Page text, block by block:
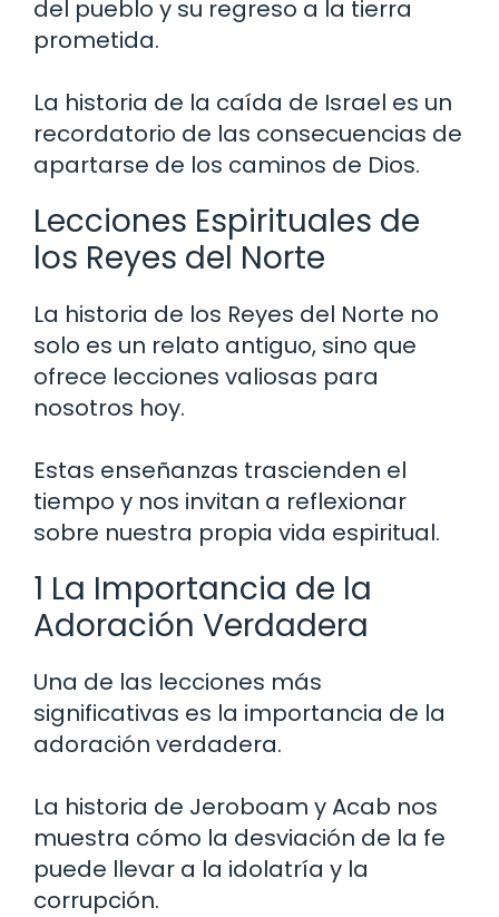
del pueblo y su regreso a la tierra
prometida.
La historia de la caída de Israel es un
recordatorio de las consecuencias de
apartarse de los caminos de Dios.
Lecciones Espirituales de
los Reyes del Norte
La historia de los Reyes del Norte no
solo es un relato antiguo, sino que
ofrece lecciones valiosas para
nosotros hoy.
Estas enseñanzas trascienden el
tiempo y nos invitan a reflexionar
sobre nuestra propia vida espiritual.
1 La Importancia de la
Adoración Verdadera
Una de las lecciones más
significativas es la importancia de la
adoración verdadera.
La historia de Jeroboam y Acab nos
muestra cómo la desviación de la fe
puede llevar a la idolatría y la
corrupción.